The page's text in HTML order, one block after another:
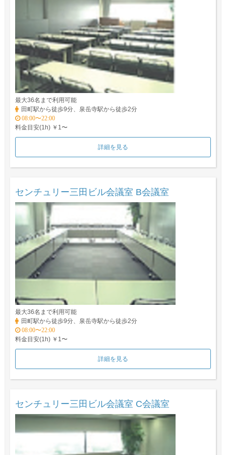
最大36名まで利用可能
田町駅から徒歩9分、泉岳寺駅から徒歩2分
08:00〜22:00
料金目安(1h) ￥1〜
詳細を見る
センチュリー三田ビル会議室 B会議室
最大36名まで利用可能
田町駅から徒歩9分、泉岳寺駅から徒歩2分
08:00〜22:00
料金目安(1h) ￥1〜
詳細を見る
センチュリー三田ビル会議室 C会議室